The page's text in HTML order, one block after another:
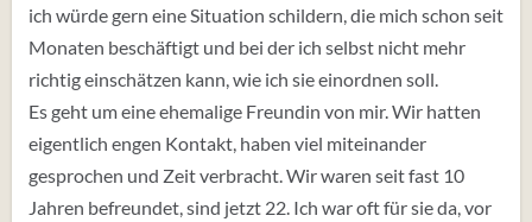
ich würde gern eine Situation schildern, die mich schon seit
Monaten beschäftigt und bei der ich selbst nicht mehr
richtig einschätzen kann, wie ich sie einordnen soll.
Es geht um eine ehemalige Freundin von mir. Wir hatten
eigentlich engen Kontakt, haben viel miteinander
gesprochen und Zeit verbracht. Wir waren seit fast 10
Jahren befreundet, sind jetzt 22. Ich war oft für sie da, vor